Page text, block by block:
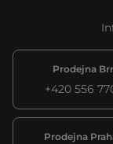
Prodejna
+420 556
Prodejna